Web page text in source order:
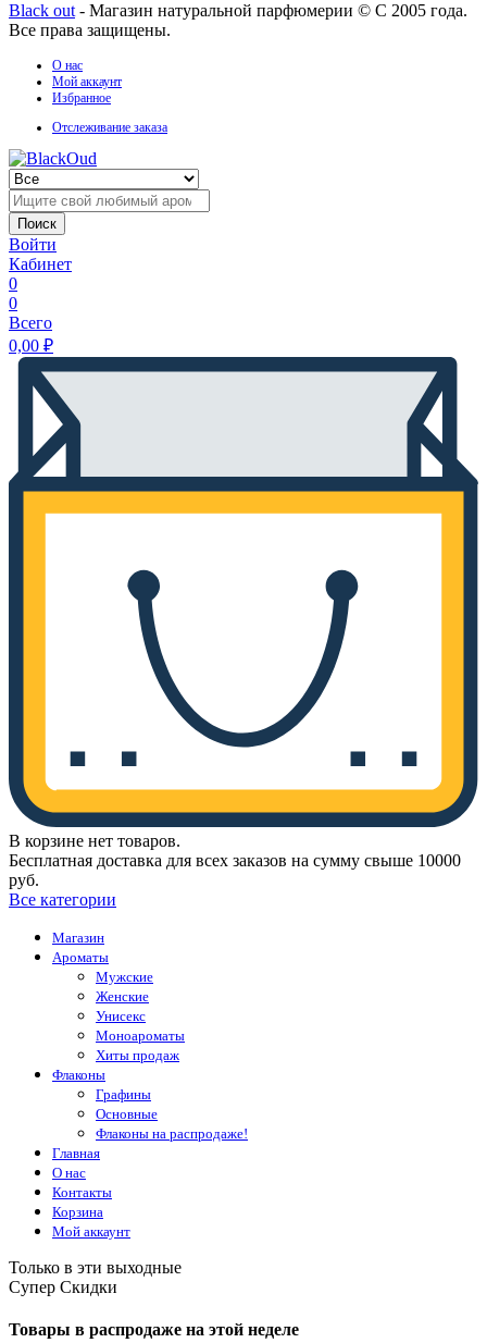
Black out - Магазин натуральной парфюмерии © С 2005 года.
Все права защищены.
О нас
Мой аккаунт
Избранное
Отслеживание заказа
Поиск
Войти
Кабинет
0
0
Всего
0,00 ₽
В корзине нет товаров.
Бесплатная доставка для всех заказов на сумму свыше 10000
руб.
Все категории
Магазин
Ароматы
Мужские
Женские
Унисекс
Моноароматы
Хиты продаж
Флаконы
Графины
Основные
Флаконы на распродаже!
Главная
О нас
Контакты
Корзина
Мой аккаунт
Только в эти выходные
Супер Скидки
Товары в распродаже на этой неделе